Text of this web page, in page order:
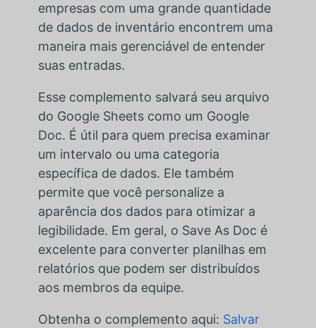
empresas com uma grande quantidade
de dados de inventário encontrem uma
maneira mais gerenciável de entender
suas entradas.
Esse complemento salvará seu arquivo
do Google Sheets como um Google
Doc. É útil para quem precisa examinar
um intervalo ou uma categoria
específica de dados. Ele também
permite que você personalize a
aparência dos dados para otimizar a
legibilidade. Em geral, o Save As Doc é
excelente para converter planilhas em
relatórios que podem ser distribuídos
aos membros da equipe.
Obtenha o complemento aqui: Salvar